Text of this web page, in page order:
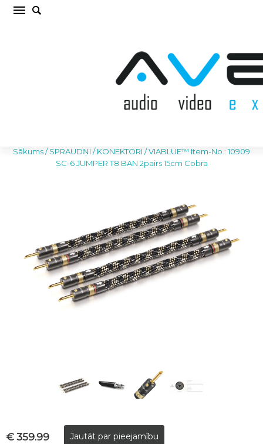
VIABLUE™ Item-No.: 10909 SC-6 JUMPER T8
Sākums/SPRAUDŅI / KONEKTORI /VIABLUE™ Item-No.: 10909
SC-6 JUMPER T8 BAN 2pairs 15cm Cobra
€ 359.99